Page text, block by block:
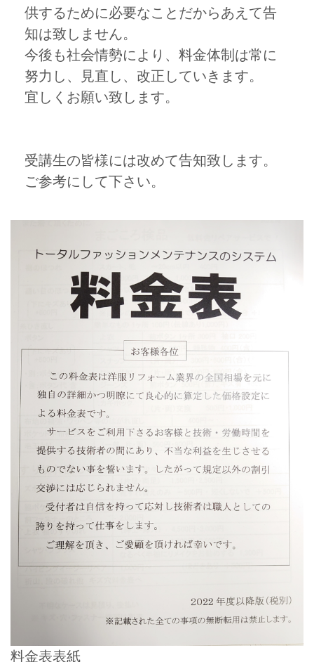
供するために必要なことだからあえて告
知は致しません。
今後も社会情勢により、料金体制は常に
努力し、見直し、改正していきます。
宜しくお願い致します。
受講生の皆様には改めて告知致します。
ご参考にして下さい。
料金表表紙